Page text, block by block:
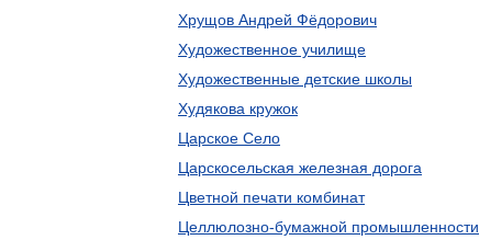
Хрущов Андрей Фёдорович
Художественное училище
Художественные детские школы
Худякова кружок
Царское Село
Царскосельская железная дорога
Цветной печати комбинат
Целлюлозно-бумажной промышленности